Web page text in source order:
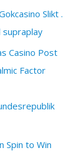
Slikt .
Casino Post
Factor
Spin to Win